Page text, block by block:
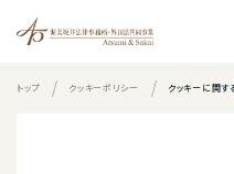
トップ クッキーポリシー クッキーに関す